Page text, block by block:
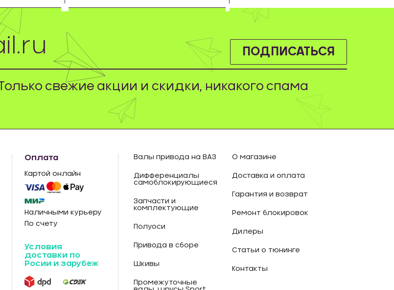
ПОДПИСАТЬСЯ
Только свежие акции и скидки, никакого спама
Оплата
Картой онлайн
Наличными курьеру
По счету
Условия
доставки по
Росии и зарубеж
Валы привода на ВАЗ
Дифференциалы
самоблокирующиеся
Запчасти и
комплектующие
Полуоси
Привода в сборе
Шкивы
Промежуточные
О магазине
Доставка и оплата
Гарантия и возврат
Ремонт блокировок
Дилеры
Статьи о тюнинге
Контакты